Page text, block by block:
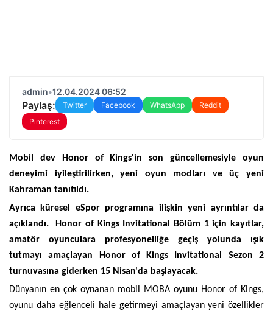
admin•12.04.2024 06:52
Paylaş: Twitter Facebook WhatsApp
Reddit
Pinterest
Mobil dev Honor of Kings'in son güncellemesiyle oyun
deneyimi iyileştirilirken, yeni oyun modları ve üç yeni
Kahraman tanıtıldı.
Ayrıca küresel eSpor programına ilişkin yeni ayrıntılar da
açıklandı.  Honor of Kings Invitational Bölüm 1 için kayıtlar,
amatör oyunculara profesyonelliğe geçiş yolunda ışık
tutmayı amaçlayan Honor of Kings Invitational Sezon 2
turnuvasına giderken 15 Nisan'da başlayacak.
Dünyanın en çok oynanan mobil MOBA oyunu Honor of Kings,
oyunu daha eğlenceli hale getirmeyi amaçlayan yeni özellikler